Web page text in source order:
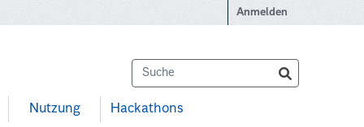
Anmelden
Nutzung Hackathons